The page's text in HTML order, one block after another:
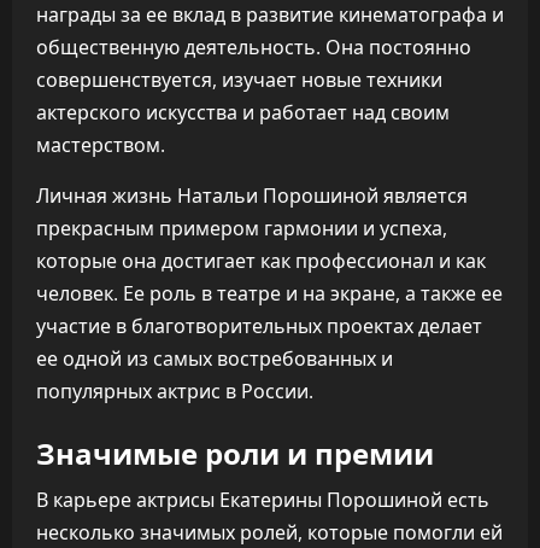
награды за ее вклад в развитие кинематографа и
общественную деятельность. Она постоянно
совершенствуется, изучает новые техники
актерского искусства и работает над своим
мастерством.
Личная жизнь Натальи Порошиной является
прекрасным примером гармонии и успеха,
которые она достигает как профессионал и как
человек. Ее роль в театре и на экране, а также ее
участие в благотворительных проектах делает
ее одной из самых востребованных и
популярных актрис в России.
Значимые роли и премии
В карьере актрисы Екатерины Порошиной есть
несколько значимых ролей, которые помогли ей